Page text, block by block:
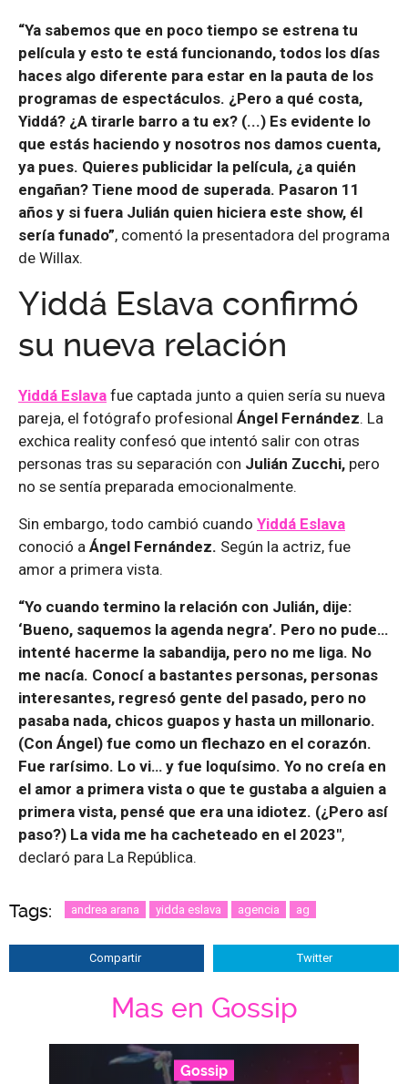
“Ya sabemos que en poco tiempo se estrena tu
película y esto te está funcionando, todos los días
haces algo diferente para estar en la pauta de los
programas de espectáculos. ¿Pero a qué costa,
Yiddá? ¿A tirarle barro a tu ex? (...) Es evidente lo
que estás haciendo y nosotros nos damos cuenta,
ya pues. Quieres publicidar la película, ¿a quién
engañan? Tiene mood de superada. Pasaron 11
años y si fuera Julián quien hiciera este show, él
sería funado”, comentó la presentadora del programa
de Willax.
Yiddá Eslava confirmó
su nueva relación
Yiddá Eslava fue captada junto a quien sería su nueva
pareja, el fotógrafo profesional Ángel Fernández. La
exchica reality confesó que intentó salir con otras
personas tras su separación con Julián Zucchi, pero
no se sentía preparada emocionalmente.
Sin embargo, todo cambió cuando Yiddá Eslava
conoció a Ángel Fernández. Según la actriz, fue
amor a primera vista.
“Yo cuando termino la relación con Julián, dije:
‘Bueno, saquemos la agenda negra’. Pero no pude…
intenté hacerme la sabandija, pero no me liga. No
me nacía. Conocí a bastantes personas, personas
interesantes, regresó gente del pasado, pero no
pasaba nada, chicos guapos y hasta un millonario.
(Con Ángel) fue como un flechazo en el corazón.
Fue rarísimo. Lo vi… y fue loquísimo. Yo no creía en
el amor a primera vista o que te gustaba a alguien a
primera vista, pensé que era una idiotez. (¿Pero así
paso?) La vida me ha cacheteado en el 2023″,
declaró para La República.
Tags: andrea arana yidda eslava agencia ag
Compartir Twitter
Mas en Gossip
Gossip